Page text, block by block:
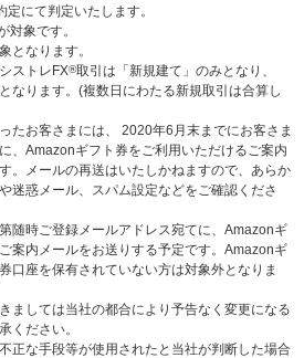
にて判定いたします。
対象です。
となります。
ストレFX®取引は「新規建て」のみとなり、
なります。(複数日にわたる新規取引は合算し
たお客さまには、 2020年6月末までにお客さま
、Amazonギフト券をご利用いただけるご案内
。メールの再送はいたしかねますので、あらか
迷惑メール、スパム設定などをご確認くださ
随時ご登録メールアドレス宛てに、Amazonギ
案内メールをお送りする予定です。Amazonギ
口座を保有されていない方は対象外となりま
ましては当社の都合により予告なく変更になる
ください。
正な手段等が使用されたと当社が判断した場合